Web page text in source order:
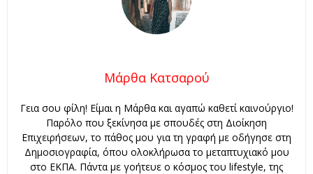
Μάρθα Κατσαρού
Γεια σου φίλη! Είμαι η Μάρθα και αγαπώ καθετί καινούργιο!
Παρόλο που ξεκίνησα με σπουδές στη Διοίκηση
Επιχειρήσεων, το πάθος μου για τη γραφή με οδήγησε στη
Δημοσιογραφία, όπου ολοκλήρωσα το μεταπτυχιακό μου
στο ΕΚΠΑ. Πάντα με γοήτευε ο κόσμος του lifestyle, της